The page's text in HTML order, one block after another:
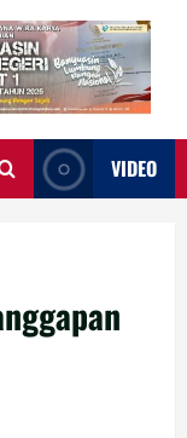
VIDEO